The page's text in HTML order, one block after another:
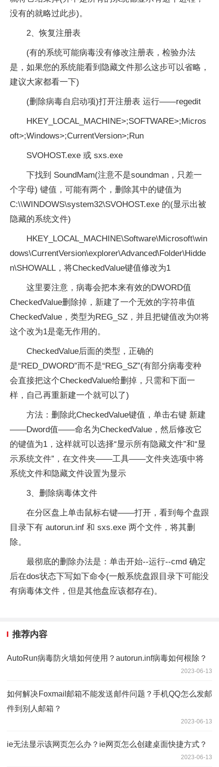
没有的就略过此步)。
2、恢复注册表
(有的系统可能病毒没有修改注册表，检验办法
是，如果您的系统能看到隐藏文件那么这步可以省略，
建议大家都看一下)
(删除病毒自启动项)打开注册表 运行——regedit
HKEY_LOCAL_MACHINE>;SOFTWARE>;Micros
oft>;Windows>;CurrentVersion>;Run
SVOHOST.exe 或 sxs.exe
下找到 SoundMam(注意不是soundman，只差一
个字母) 键值，可能有两个，删除其中的键值为
C:\\WINDOWS\system32\SVOHOST.exe 的(显示出被
隐藏的系统文件)
HKEY_LOCAL_MACHINE\Software\Microsoft\win
dows\CurrentVersion\explorer\Advanced\Folder\Hidde
n\SHOWALL，将CheckedValue键值修改为1
这里要注意，病毒会把本来有效的DWORD值
CheckedValue删除掉，新建了一个无效的字符串值
CheckedValue，类型为REG_SZ，并且把键值改为0!将
这个改为1是毫无作用的。
CheckedValue后面的类型，正确的
是“RED_DWORD”而不是“REG_SZ”(有部分病毒变种
会直接把这个CheckedValue给删掉，只需和下面一
样，自己再重新建一个就可以了)
方法：删除此CheckedValue键值，单击右键 新建
——Dword值——命名为CheckedValue，然后修改它
的键值为1，这样就可以选择“显示所有隐藏文件”和“显
示系统文件”，在文件夹——工具——文件夹选项中将
系统文件和隐藏文件设置为显示
3、删除病毒体文件
在分区盘上单击鼠标右键——打开，看到每个盘跟
目录下有 autorun.inf 和 sxs.exe 两个文件，将其删
除。
最彻底的删除办法是：单击开始--运行--cmd 确定
后在dos状态下写如下命令(一般系统盘跟目录下可能没
有病毒体文件，但是其他盘应该都存在)。
推荐内容
AutoRun病毒防火墙如何使用？autorun.inf病毒如何根除？
2023-06-13
如何解决Foxmail邮箱不能发送邮件问题？手机QQ怎么发邮
件到别人邮箱？
2023-06-13
ie无法显示该网页怎么办？ie网页怎么创建桌面快捷方式？
2023-06-13